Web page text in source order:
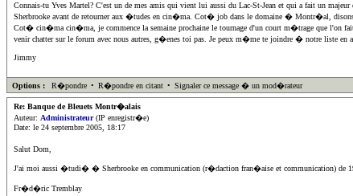
Connais-tu Yves Martel? C'est un de mes amis qui vient lui aussi du Lac-St-Jean et qui a fait un
Sherbrooke avant de retourner aux �tudes en cin�ma. Cot� job dans le domaine � Montr�al,
Cot� cin�ma cin�ma, je commence la semaine prochaine le tournage d'un court m�trage que
venir chatter sur le forum avec nous autres, g�enes toi pas. Je peux m�me te joindre � notre liste en
Jimmy
Options : R�pondre • R�pondre en citant • Signaler ce message � un mod�rateur
Re: Banque de Bleuets Montr�alais
Auteur: Administrateur(IP enregistr�e)
Date: le 24 septembre 2005, 18:17
Salut Dom,
J'ai moi aussi �tudi� � Sherbrooke en communication (r�daction fran�aise et communication)
Fr�d�ric Tremblay